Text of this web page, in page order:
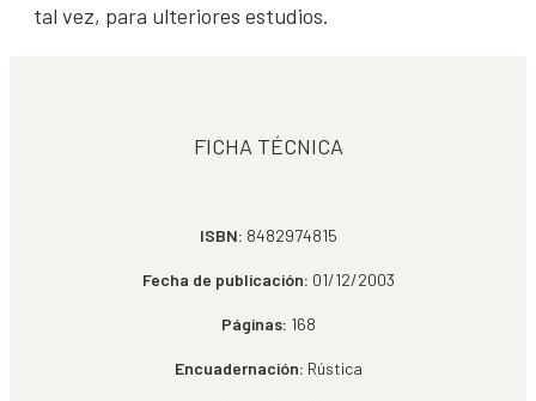
tal vez, para ulteriores estudios.
FICHA TÉCNICA
ISBN: 8482974815
Fecha de publicación: 01/12/2003
Páginas: 168
Encuadernación: Rústica